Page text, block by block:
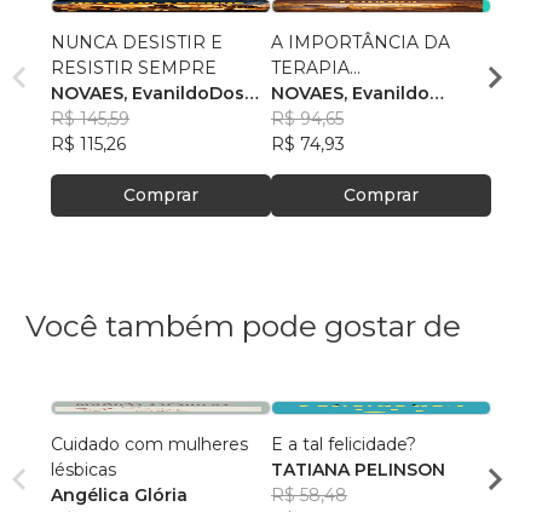
NUNCA DESISTIR E
RESISTIR SEMPRE
NOVAES, EvanildoDos
Santos
R$ 145,59
R$ 115,26
Comprar
A IMPORTÂNCIA DA
TERAPIA
FENOMENOLÓGICA
NOVAES, Evanildo
Santos
R$ 94,65
R$ 74,93
Comprar
Você também pode gostar de
Cuidado com mulheres
lésbicas
Angélica Glória
E a tal felicidade?
TATIANA PELINSON
R$ 58,48
R$